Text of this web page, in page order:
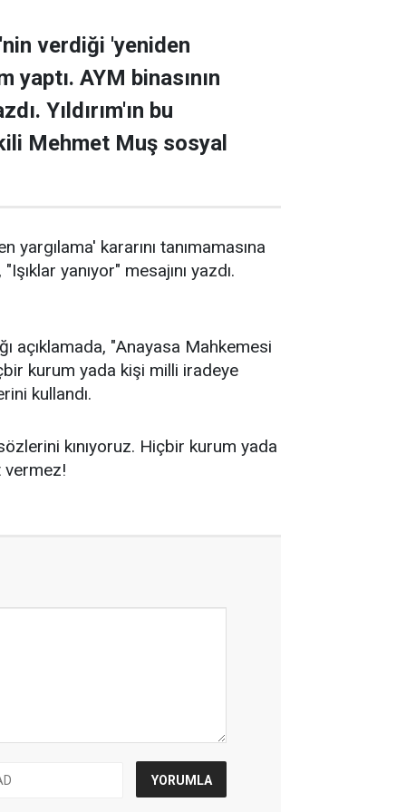
verdiği 'yeniden
yaptı. AYM binasının
Yıldırım'ın bu
Mehmet Muş sosyal
kararını tanımamasına
yanıyor" mesajını yazdı.
açıklamada, "Anayasa Mahkemesi
kurum yada kişi milli iradeye
kullandı.
kınıyoruz. Hiçbir kurum yada
vermez!